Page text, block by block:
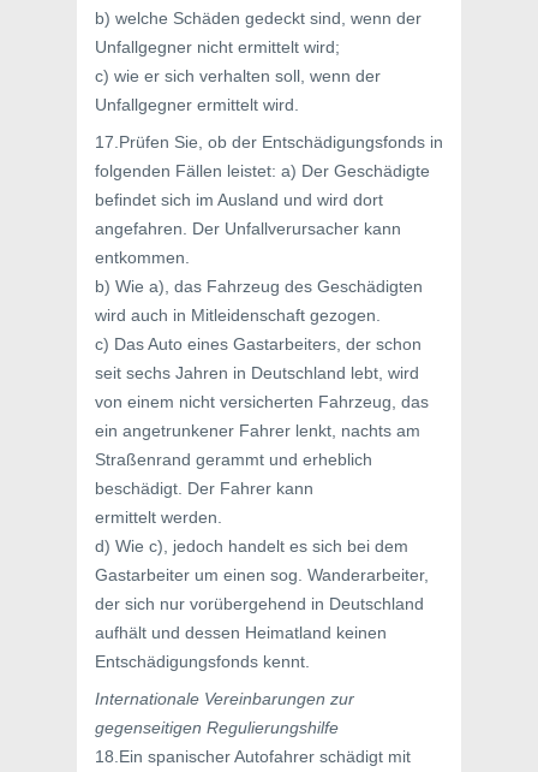
b) welche Schäden gedeckt sind, wenn der
Unfallgegner nicht ermittelt wird;
c) wie er sich verhalten soll, wenn der
Unfallgegner ermittelt wird.
17.Prüfen Sie, ob der Entschädigungsfonds in
folgenden Fällen leistet: a) Der Geschädigte
befindet sich im Ausland und wird dort
angefahren. Der Unfallverursacher kann
entkommen.
b) Wie a), das Fahrzeug des Geschädigten
wird auch in Mitleidenschaft gezogen.
c) Das Auto eines Gastarbeiters, der schon
seit sechs Jahren in Deutschland lebt, wird
von einem nicht versicherten Fahrzeug, das
ein angetrunkener Fahrer lenkt, nachts am
Straßenrand gerammt und erheblich
beschädigt. Der Fahrer kann
ermittelt werden.
d) Wie c), jedoch handelt es sich bei dem
Gastarbeiter um einen sog. Wanderarbeiter,
der sich nur vorübergehend in Deutschland
aufhält und dessen Heimatland keinen
Entschädigungsfonds kennt.
Internationale Vereinbarungen zur
gegenseitigen Regulierungshilfe
18.Ein spanischer Autofahrer schädigt mit